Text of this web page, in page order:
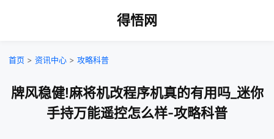
得悟网
首页 > 资讯中心 > 攻略科普
牌风稳健!麻将机改程序机真的有用吗_迷你
手持万能遥控怎么样-攻略科普